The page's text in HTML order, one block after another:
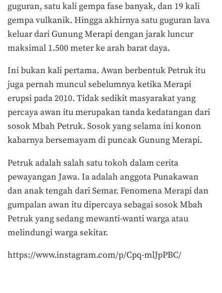
guguran, satu kali gempa fase banyak, dan 19 kali
gempa vulkanik. Hingga akhirnya satu guguran lava
keluar dari Gunung Merapi dengan jarak luncur
maksimal 1.500 meter ke arah barat daya.
Ini bukan kali pertama. Awan berbentuk Petruk itu
juga pernah muncul sebelumnya ketika Merapi
erupsi pada 2010. Tidak sedikit masyarakat yang
percaya awan itu merupakan tanda kedatangan dari
sosok Mbah Petruk. Sosok yang selama ini konon
kabarnya bersemayam di puncak Gunung Merapi.
Petruk adalah salah satu tokoh dalam cerita
pewayangan Jawa. Ia adalah anggota Punakawan
dan anak tengah dari Semar. Fenomena Merapi dan
gumpalan awan itu dipercaya sebagai sosok Mbah
Petruk yang sedang mewanti-wanti warga atau
melindungi warga sekitar.
https://www.instagram.com/p/Cpq-mlJpPBC/